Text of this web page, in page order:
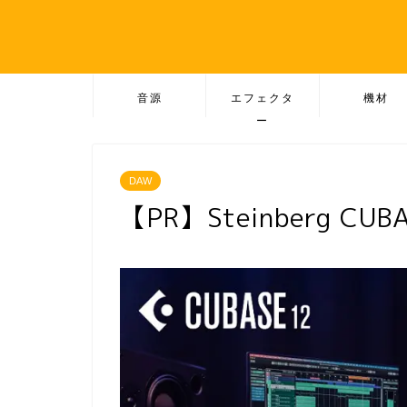
音源
エフェクタ
ー
機材
DAW
【PR】Steinberg